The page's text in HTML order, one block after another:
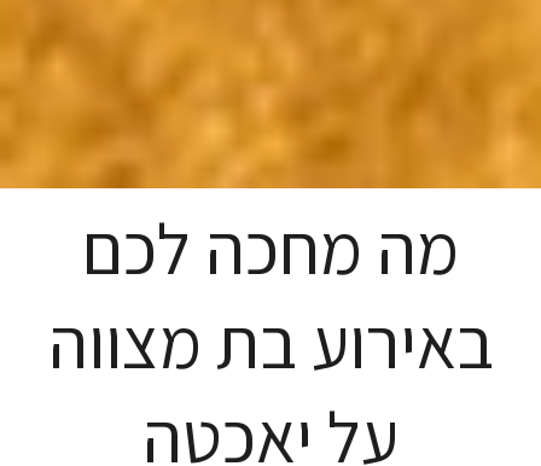
מה מחכה לכם
באירוע בת מצווה
על יאכטה